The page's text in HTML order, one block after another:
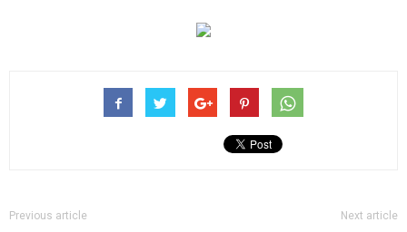
Previous article Next article